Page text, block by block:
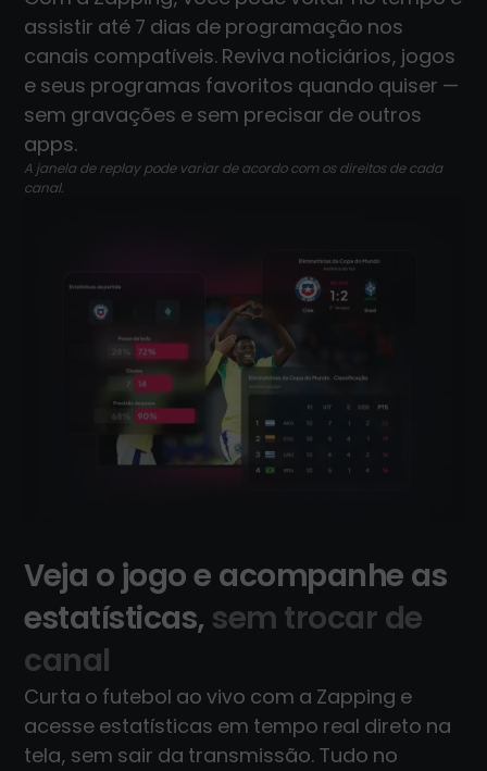
assistir até 7 dias de programação nos
canais compatíveis. Reviva noticiários, jogos
e seus programas favoritos quando quiser —
sem gravações e sem precisar de outros
apps.
A janela de replay pode variar de acordo com os direitos de cada
canal.
Veja o jogo e acompanhe as
estatísticas, sem trocar de
canal
Curta o futebol ao vivo com a Zapping e
acesse estatísticas em tempo real direto na
tela, sem sair da transmissão. Tudo no